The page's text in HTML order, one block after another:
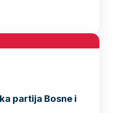
partija Bosne i